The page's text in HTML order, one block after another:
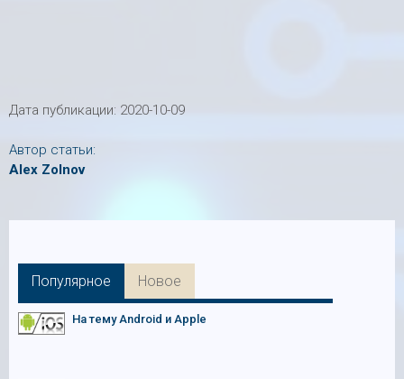
Дата публикации: 2020-10-09
Автор статьи:
Alex Zolnov
Популярное Новое
На тему Android и Apple